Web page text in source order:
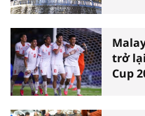
trở
Cup